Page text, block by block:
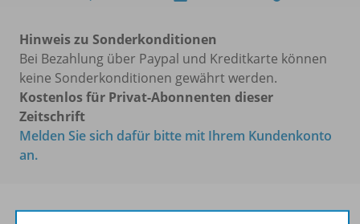
Hinweis zu Sonderkonditionen
Bei Bezahlung über Paypal und Kreditkarte können
keine Sonderkonditionen gewährt werden.
Kostenlos für Privat-Abonnenten dieser
Zeitschrift
Melden Sie sich dafür bitte mit Ihrem Kundenkonto
an.